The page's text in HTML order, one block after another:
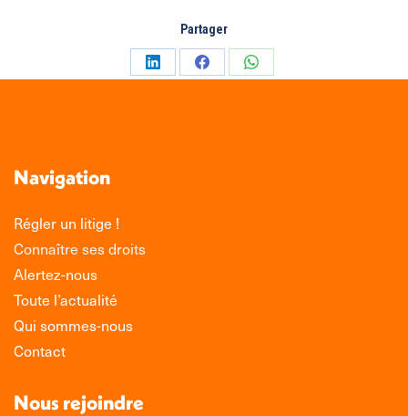
Partager
PartagerPartagerPartager
Navigation
Régler un litige !
Connaître ses droits
Alertez-nous
Toute l’actualité
Qui sommes-nous
Contact
Nous rejoindre